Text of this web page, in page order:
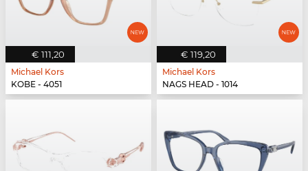
€ 111,20
Michael Kors
KOBE - 4051
€ 119,20
Michael Kors
NAGS HEAD - 1014